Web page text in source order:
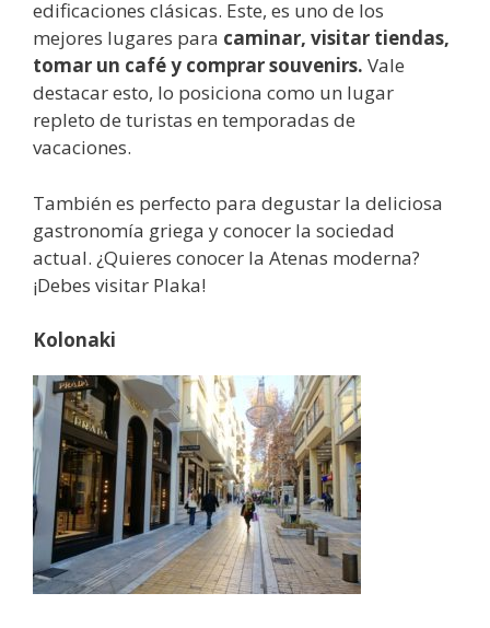
edificaciones clásicas. Este, es uno de los
mejores lugares para caminar, visitar tiendas,
tomar un café y comprar souvenirs. Vale
destacar esto, lo posiciona como un lugar
repleto de turistas en temporadas de
vacaciones.
También es perfecto para degustar la deliciosa
gastronomía griega y conocer la sociedad
actual. ¿Quieres conocer la Atenas moderna?
¡Debes visitar Plaka!
Kolonaki